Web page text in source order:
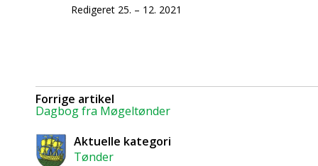
Redigeret 25. – 12. 2021
Forrige artikel
Dagbog fra Møgeltønder
Aktuelle kategori
Tønder